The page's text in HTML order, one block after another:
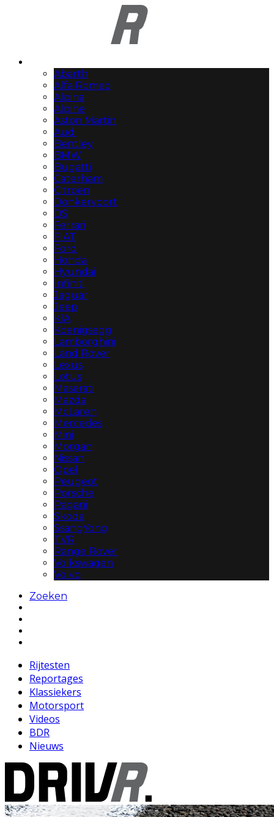
Abarth
Alfa Romeo
Alpina
Alpine
Aston Martin
Audi
Bentley
BMW
Bugatti
Caterham
Citroën
Donkervoort
DS
Ferrari
FIAT
Ford
Honda
Hyundai
Infiniti
Jaguar
Jeep
KIA
Koenigsegg
Lamborghini
Land Rover
Lexus
Lotus
Maserati
Mazda
McLaren
Mercedes
Mini
Morgan
Nissan
Opel
Peugeot
Porsche
Pagani
Skoda
SsangYong
TVR
Range Rover
Volkswagen
Volvo
Zoeken
Rijtesten
Reportages
Klassiekers
Motorsport
Videos
BDR
Nieuws